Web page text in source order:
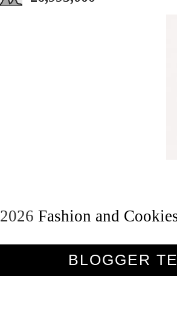
2026 Fashion and
BLOGGER